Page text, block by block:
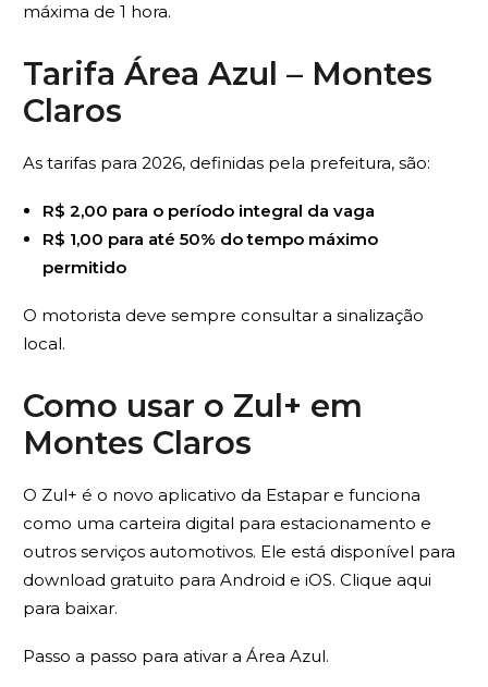
máxima de 1 hora.
Tarifa Área Azul – Montes
Claros
As tarifas para 2026, definidas pela prefeitura, são:
R$ 2,00 para o período integral da vaga
R$ 1,00 para até 50% do tempo máximo
permitido
O motorista deve sempre consultar a sinalização
local.
Como usar o Zul+ em
Montes Claros
O Zul+ é o novo aplicativo da Estapar e funciona
como uma carteira digital para estacionamento e
outros serviços automotivos. Ele está disponível para
download gratuito para Android e iOS. Clique aqui
para baixar.
Passo a passo para ativar a Área Azul.